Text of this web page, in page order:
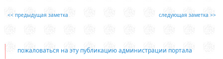
<< предыдущая заметка следующая заметка >>
пожаловаться на эту публикацию администрации портала